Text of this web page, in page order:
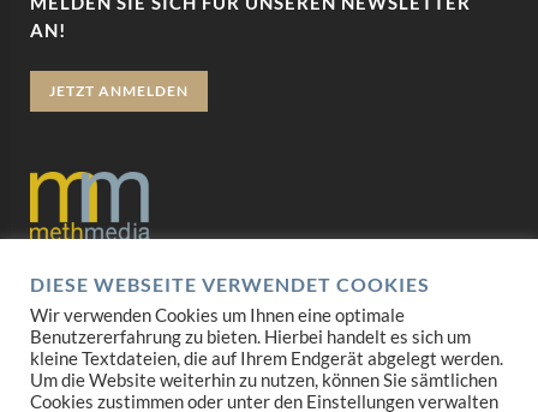
AN!
JETZT ANMELDEN
Datenschutz
Impressum
AGB
DIESE WEBSEITE VERWENDET COOKIES
Wir verwenden Cookies um Ihnen eine optimale
Benutzererfahrung zu bieten. Hierbei handelt es sich um
kleine Textdateien, die auf Ihrem Endgerät abgelegt werden.
Um die Website weiterhin zu nutzen, können Sie sämtlichen
Cookies zustimmen oder unter den Einstellungen verwalten